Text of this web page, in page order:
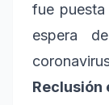
fue puesta
espera
Reclusión